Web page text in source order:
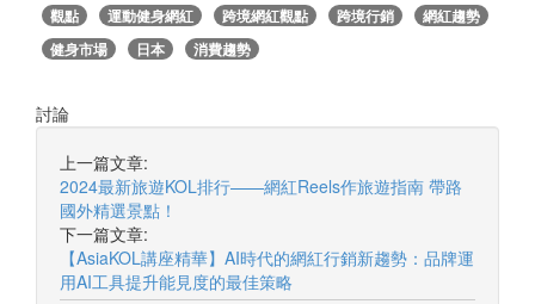
觀點 運動健身網紅 跨境網紅觀點 跨境行銷
網紅趨勢
健身市場
日本 消費趨勢
討論
上一篇文章:
2024最新旅遊KOL排行——網紅Reels作旅遊指南 帶路
國外精選景點！
下一篇文章:
【AsiaKOL講座精華】AI時代的網紅行銷新趨勢：品牌運
用AI工具提升能見度的最佳策略